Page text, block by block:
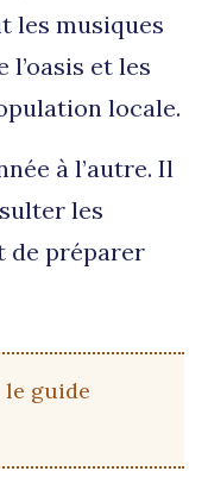
les musiques
et les
locale.
à l’autre. Il
les
de préparer
le guide